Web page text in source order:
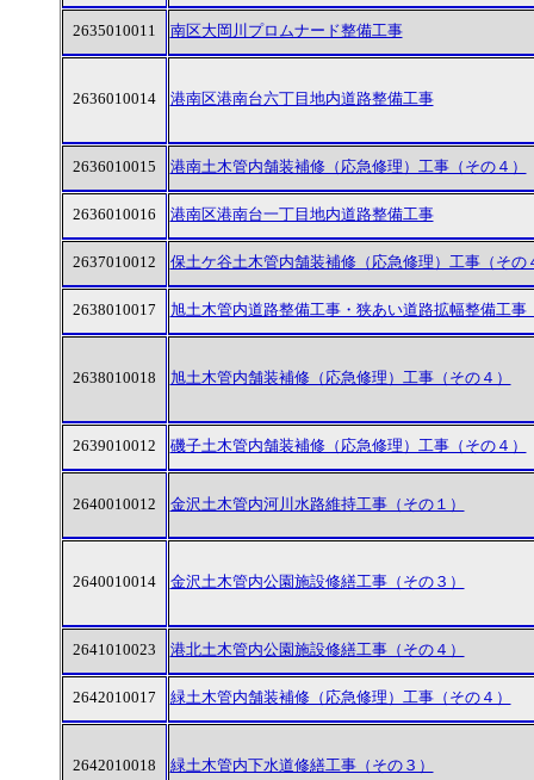
2635010011 南区大岡川プロムナード整備工事
2636010014 港南区港南台六丁目地内道路整備工事
2636010015 港南土木管内舗装補修（応急修理）工事（その４）
2636010016 港南区港南台一丁目地内道路整備工事
2637010012 保土ケ谷土木管内舗装補修（応急修理）工事（その
2638010017 旭土木管内道路整備工事・狭あい道路拡幅整備工事
2638010018 旭土木管内舗装補修（応急修理）工事（その４）
2639010012 磯子土木管内舗装補修（応急修理）工事（その４）
2640010012 金沢土木管内河川水路維持工事（その１）
2640010014 金沢土木管内公園施設修繕工事（その３）
2641010023 港北土木管内公園施設修繕工事（その４）
2642010017 緑土木管内舗装補修（応急修理）工事（その４）
2642010018 緑土木管内下水道修繕工事（その３）